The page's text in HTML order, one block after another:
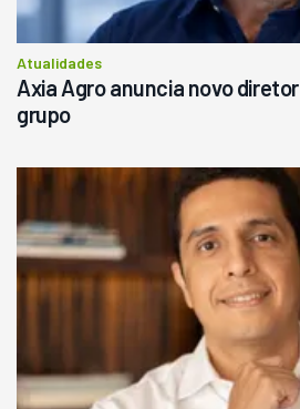
Atualidades
Axia Agro anuncia novo
grupo